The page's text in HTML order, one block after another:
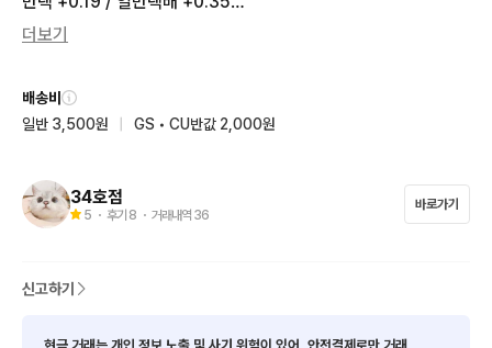
더보기
배송비
일반 3,500원
GS • CU반값 2,000원
34호점
5 ・ 후기 8 ・ 거래내역 36
바로가기
신고하기